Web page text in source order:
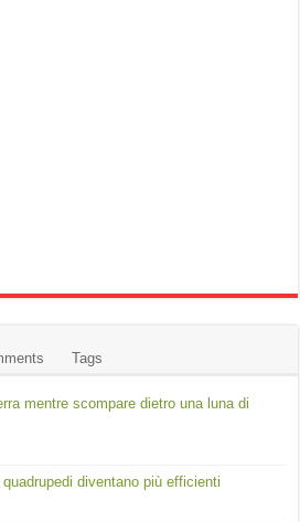
Tags
mentre scompare dietro una luna di
diventano più efficienti